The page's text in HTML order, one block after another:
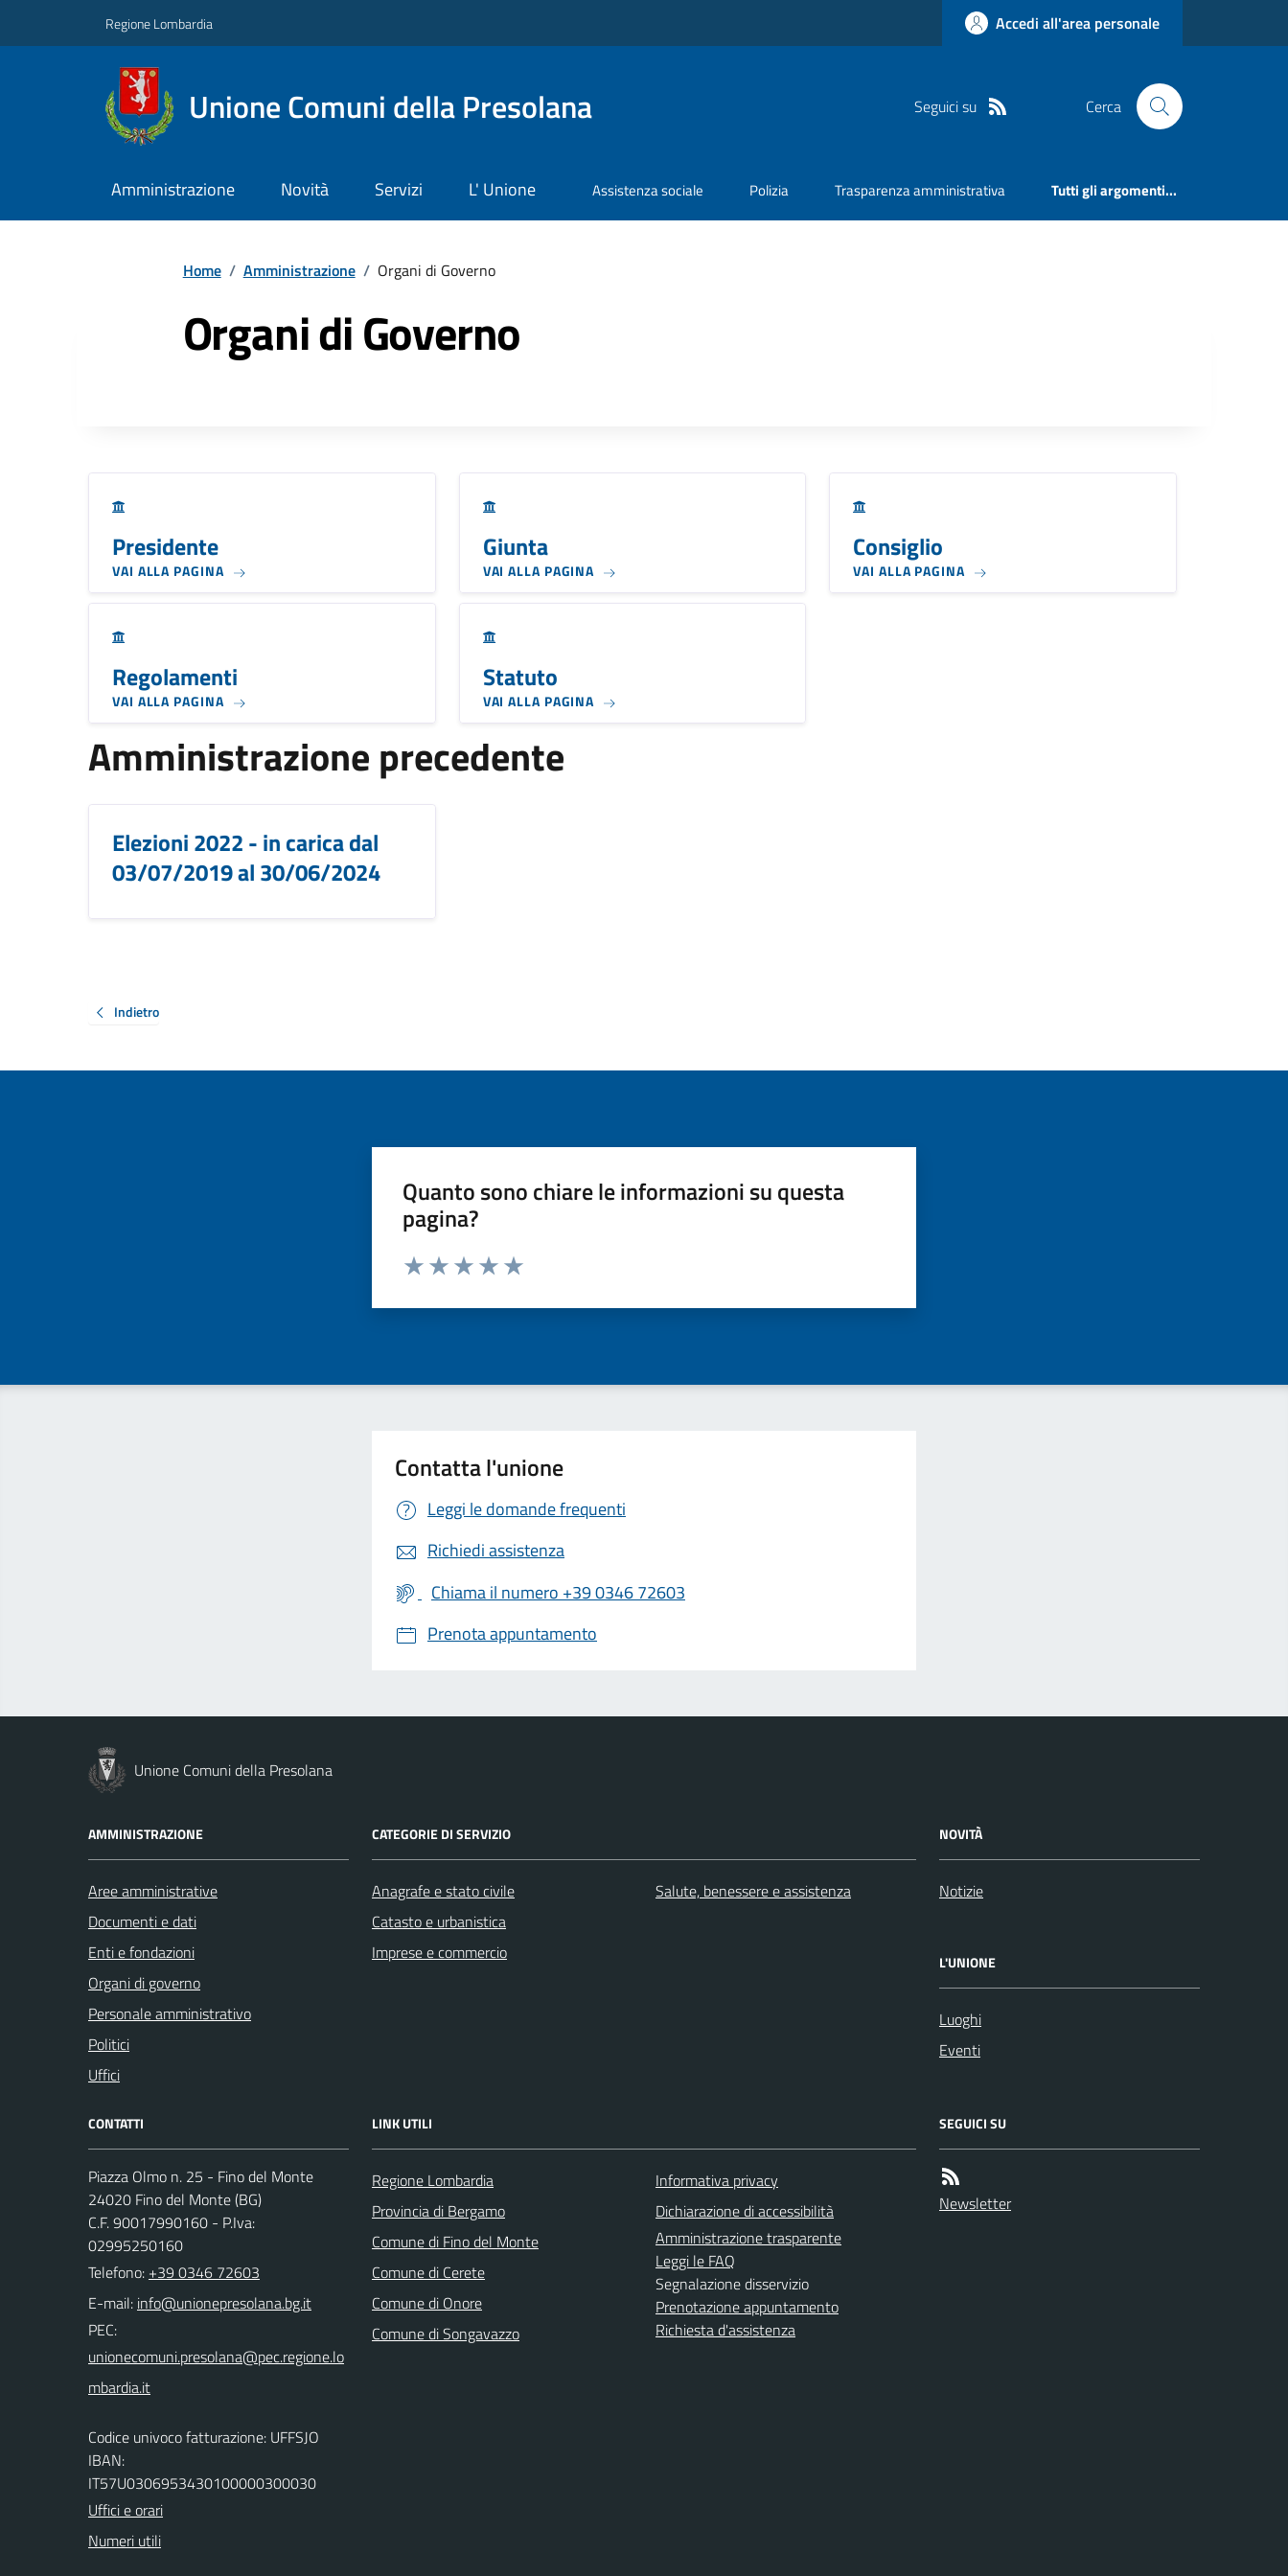
Regione Lombardia Accedi all'area personale
Unione Comuni della Presolana Seguici su Cerca
Amministrazione Novità Servizi L' Unione Assistenza sociale Polizia Trasparenza amministrativa Tutti gli argomenti...
Home / Amministrazione / Organi di Governo
Organi di Governo
Presidente
VAI ALLA PAGINA
Giunta
VAI ALLA PAGINA
Consiglio
VAI ALLA PAGINA
Regolamenti
VAI ALLA PAGINA
Statuto
VAI ALLA PAGINA
Amministrazione precedente
Elezioni 2022 - in carica dal
03/07/2019 al 30/06/2024
Indietro
Quanto sono chiare le informazioni su questa
pagina?
Valuta da 1 a 5 stelle la pagina
Contatta l'unione
Leggi le domande frequenti
Richiedi assistenza
Chiama il numero +39 0346 72603
Prenota appuntamento
Unione Comuni della Presolana
AMMINISTRAZIONE
Aree amministrative
Documenti e dati
Enti e fondazioni
Organi di governo
Personale amministrativo
Politici
Uffici
CATEGORIE DI SERVIZIO
Anagrafe e stato civile
Catasto e urbanistica
Imprese e commercio
Salute, benessere e assistenza
NOVITÀ
Notizie
L'UNIONE
Luoghi
Eventi
CONTATTI
Piazza Olmo n. 25 - Fino del Monte
24020 Fino del Monte (BG)
C.F. 90017990160 - P.Iva:
02995250160
Telefono: +39 0346 72603
E-mail:
PEC:
Codice univoco fatturazione: UFFSJO
IBAN:
IT57U0306953430100000300030
Uffici e orari
Numeri utili
LINK UTILI
Regione Lombardia
Provincia di Bergamo
Comune di Fino del Monte
Comune di Cerete
Comune di Onore
Comune di Songavazzo
Informativa privacy
Dichiarazione di accessibilità
Amministrazione trasparente
Leggi le FAQ
Segnalazione disservizio
Prenotazione appuntamento
Richiesta d'assistenza
SEGUICI SU
Newsletter